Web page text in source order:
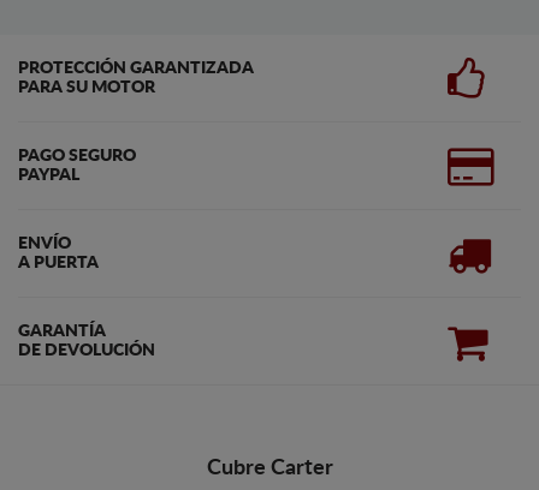
PROTECCIÓN GARANTIZADA
PARA SU MOTOR
PAGO SEGURO
PAYPAL
ENVÍO
A PUERTA
GARANTÍA
DE DEVOLUCIÓN
Cubre Carter